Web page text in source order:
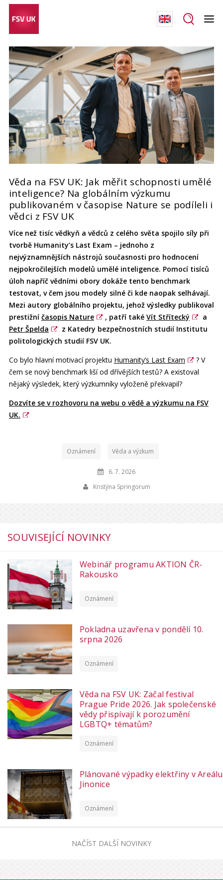
Věda na FSV UK: Jak měřit schopnosti umělé
inteligence? Na globálním výzkumu
publikovaném v časopise Nature se podíleli i
vědci z FSV UK
Více než tisíc vědkyň a vědců z celého světa spojilo síly při
tvorbě Humanity’s Last Exam – jednoho z
nejvýznamnějších nástrojů současnosti pro hodnocení
nejpokročilejších modelů umělé inteligence. Pomocí tisíců
úloh napříč vědními obory dokáže tento benchmark
testovat, v čem jsou modely silné či kde naopak selhávají.
Mezi autory globálního projektu, jehož výsledky publikoval
prestižní časopis Nature , patří také Vít Střítecký
a
Petr Špelda
z Katedry bezpečnostních studií Institutu
politologických studií FSV UK.
Co bylo hlavní motivací projektu Humanity’s Last Exam
? V
čem se nový benchmark liší od dřívějších testů? A existoval
nějaký výsledek, který výzkumníky vyloženě překvapil?
Dozvíte se v rozhovoru na webu o vědě a výzkumu na FSV
UK.
Oznámení Věda a výzkum
6. 7. 2026
Kristýna Springorum
SOUVISEJÍCÍ NOVINKY
Webinář programu AKTION ČR-
Rakousko
Oznámení
Pokladna uzavřena v pondělí 10.
srpna 2026
Oznámení
Věda na FSV UK: Začal festival
Prague Pride 2026. Jak společenské
vědy přispívají k porozumění
LGBTQ+ tématům?
Oznámení
Plánované výpadky elektřiny v Areálu
Jinonice
Oznámení
NAČÍST DALŠÍ NOVINKY